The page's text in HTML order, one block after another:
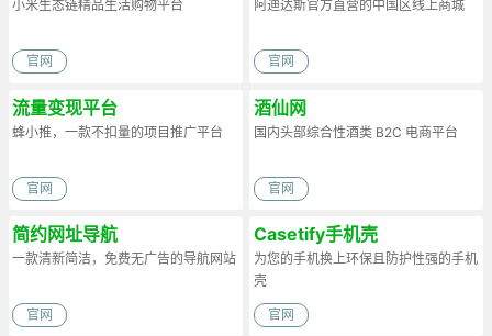
小米生态链精品生活购物平台
官网
阿迪达斯官方直营的中国区线上商城
官网
流量变现平台
蜂小推，一款不扣量的项目推广平台
官网
酒仙网
国内头部综合性酒类 B2C 电商平台
官网
简约网址导航
一款清新简洁，免费无广告的导航网站
官网
Casetify手机壳
为您的手机换上环保且防护性强的手机
壳
官网